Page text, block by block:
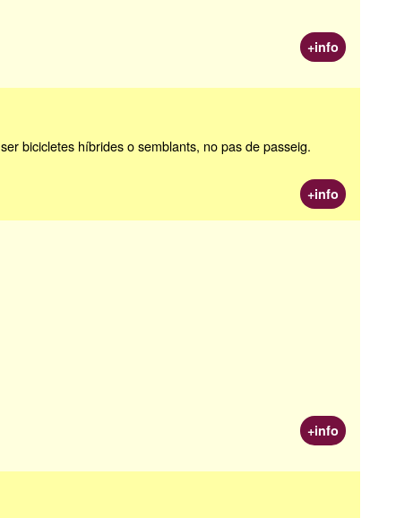
+info
bicicletes híbrides o semblants, no pas de passeig.
+info
+info